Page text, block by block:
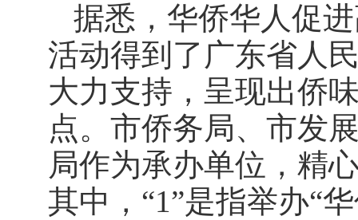
据悉，华侨华人促
活动得到了广东省人
大力支持，呈现出侨
点。市侨务局、市发
局作为承办单位，精
其中，“1”是指举办“